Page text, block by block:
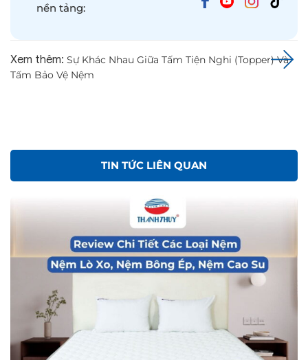
nền tảng:
Xem thêm: Sự Khác Nhau Giữa Tấm Tiện Nghi (Topper) Và
Tấm Bảo Vệ Nệm
TIN TỨC LIÊN QUAN